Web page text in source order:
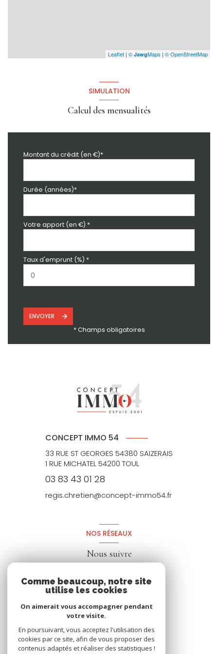
Leaflet | © JawgMaps | © OpenStreetMap
SIMULATION
Calcul des mensualités
Montant du crédit (en €)*
Durée (années)*
Votre apport (en €) *
Taux d'emprunt (%) *
ENVOYER
* Champs obligatoires
CONCEPT IMMO 54
33 RUE ST GEORGES 54380 SAIZERAIS
1 RUE MICHATEL 54200 TOUL
03 83 43 01 28
regis.chretien@concept-immo54.fr
NOS RÉSEAUX
Nous suivre
Comme beaucoup, notre site
utilise les cookies
On aimerait vous accompagner pendant
votre visite.
En poursuivant, vous acceptez l'utilisation des
cookies par ce site, afin de vous proposer des
contenus adaptés et réaliser des statistiques !